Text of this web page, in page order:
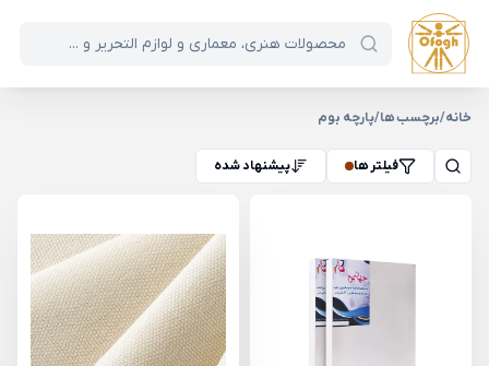
خانه/برچسب ها/پارچه بوم
فیلتر ها پیشنهاد شده